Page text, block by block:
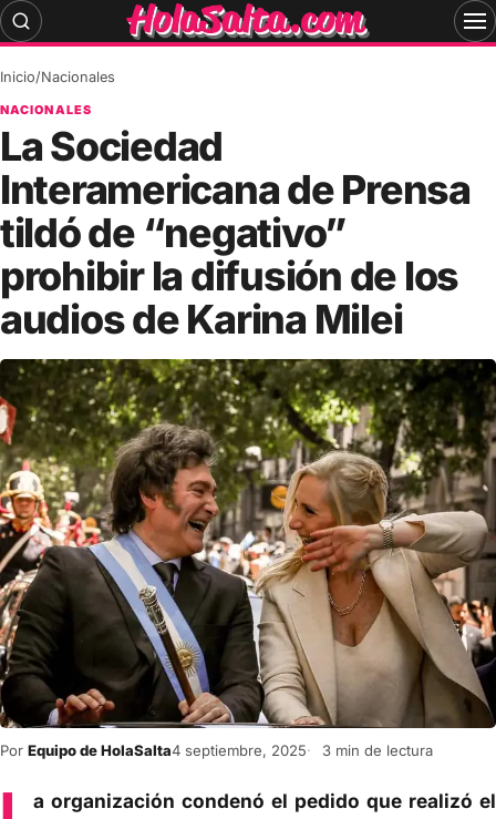
Skip
to
Inicio/Nacionales
NACIONALES
La Sociedad
Interamericana de Prensa
tildó de “negativo”
prohibir la difusión de los
audios de Karina Milei
Por Equipo de HolaSalta4 septiembre, 2025 3 min de lectura
a organización condenó el pedido que realizó el